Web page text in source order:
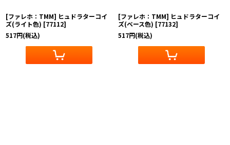
[ファレホ：TMM] ヒュドラターコイ
ズ(ライト色) [77112]
517円(税込)
[ファレホ：TMM] ヒュドラターコイ
ズ(ベース色) [77132]
517円(税込)